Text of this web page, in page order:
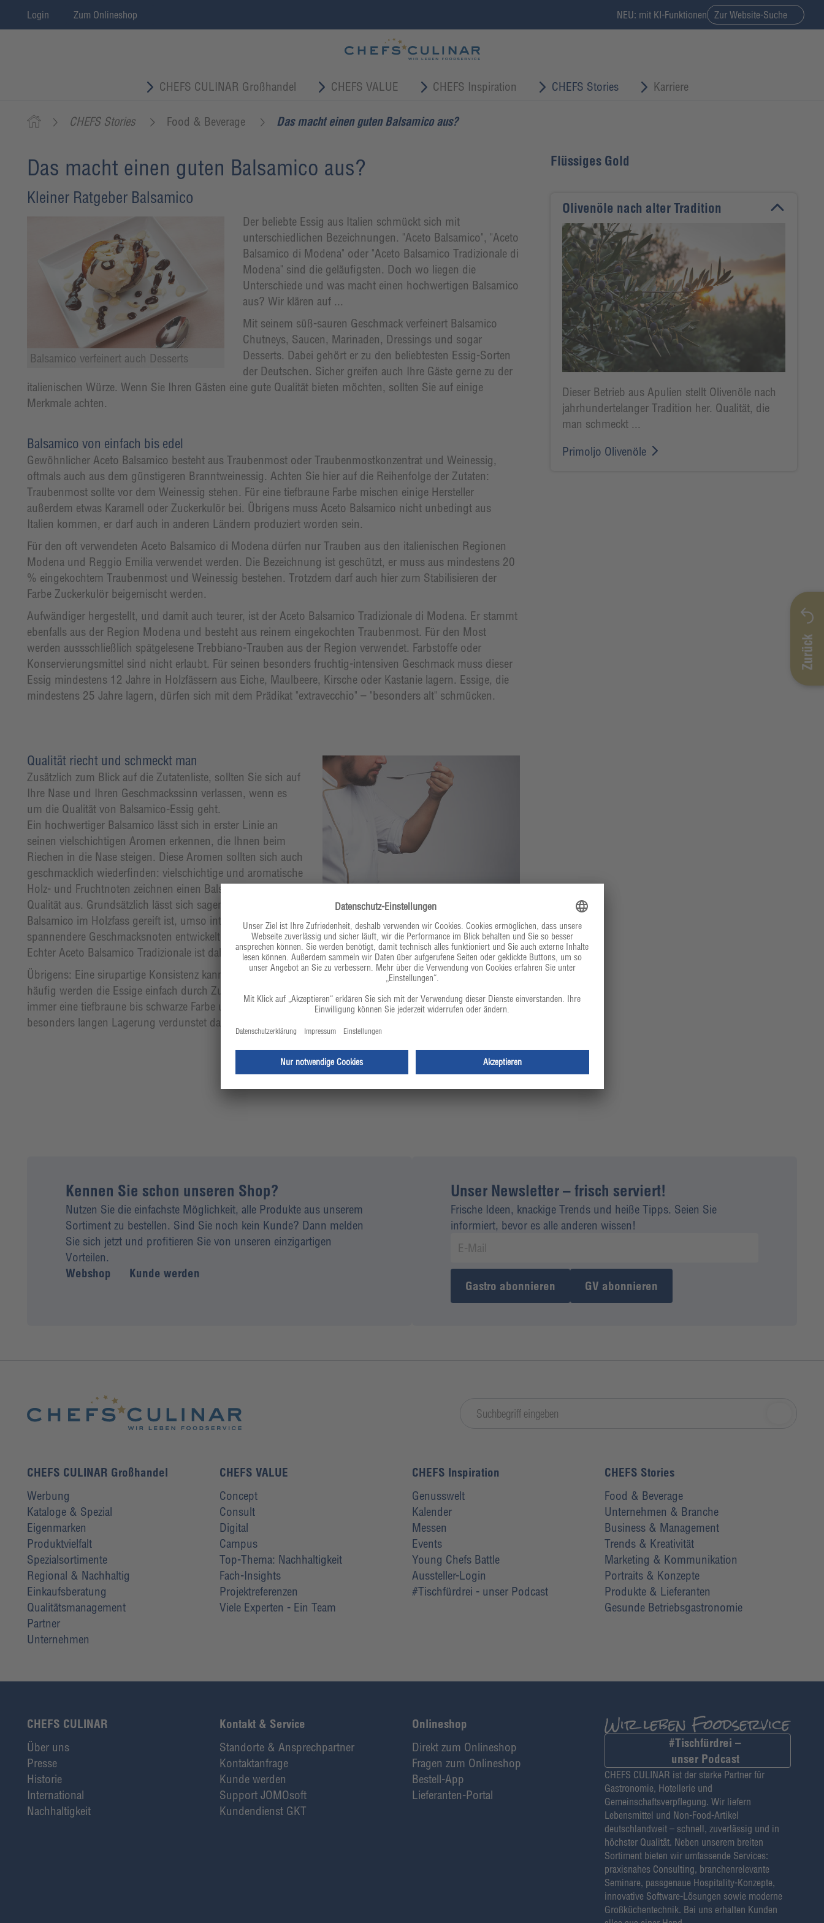
Login Zum Onlineshop NEU: mit KI-Funktionen Zur Website-Suche
CHEFS CULINAR Großhandel CHEFS VALUE CHEFS Inspiration CHEFS Stories Karriere
CHEFS Stories Food & Beverage Das macht einen guten Balsamico aus?
Das macht einen guten Balsamico aus?
Kleiner Ratgeber Balsamico
Balsamico verfeinert auch Desserts
Der beliebte Essig aus Italien schmückt sich mit
unterschiedlichen Bezeichnungen. "Aceto Balsamico", "Aceto
Balsamico di Modena" oder "Aceto Balsamico Tradizionale di
Modena" sind die geläufigsten. Doch wo liegen die
Unterschiede und was macht einen hochwertigen Balsamico
aus? Wir klären auf ...
Mit seinem süß-sauren Geschmack verfeinert Balsamico
Chutneys, Saucen, Marinaden, Dressings und sogar
Desserts. Dabei gehört er zu den beliebtesten Essig-Sorten
der Deutschen. Sicher greifen auch Ihre Gäste gerne zu der
italienischen Würze. Wenn Sie Ihren Gästen eine gute Qualität bieten möchten, sollten Sie auf einige
Merkmale achten.
Balsamico von einfach bis edel
Gewöhnlicher Aceto Balsamico besteht aus Traubenmost oder Traubenmostkonzentrat und Weinessig,
oftmals auch aus dem günstigeren Branntweinessig. Achten Sie hier auf die Reihenfolge der Zutaten:
Traubenmost sollte vor dem Weinessig stehen. Für eine tiefbraune Farbe mischen einige Hersteller
außerdem etwas Karamell oder Zuckerkulör bei. Übrigens muss Aceto Balsamico nicht unbedingt aus
Italien kommen, er darf auch in anderen Ländern produziert worden sein.
Für den oft verwendeten Aceto Balsamico di Modena dürfen nur Trauben aus den italienischen Regionen
Modena und Reggio Emilia verwendet werden. Die Bezeichnung ist geschützt, er muss aus mindestens 20
% eingekochtem Traubenmost und Weinessig bestehen. Trotzdem darf auch hier zum Stabilisieren der
Farbe Zuckerkulör beigemischt werden.
Aufwändiger hergestellt, und damit auch teurer, ist der Aceto Balsamico Tradizionale di Modena. Er stammt
ebenfalls aus der Region Modena und besteht aus reinem eingekochten Traubenmost. Für den Most
werden aussschließlich spätgelesene Trebbiano-Trauben aus der Region verwendet. Farbstoffe oder
Konservierungsmittel sind nicht erlaubt. Für seinen besonders fruchtig-intensiven Geschmack muss dieser
Essig mindestens 12 Jahre in Holzfässern aus Eiche, Maulbeere, Kirsche oder Kastanie lagern. Essige, die
mindestens 25 Jahre lagern, dürfen sich mit dem Prädikat "extravecchio" – "besonders alt" schmücken.
Qualität riecht und schmeckt man
Zusätzlich zum Blick auf die Zutatenliste, sollten Sie sich auf
Ihre Nase und Ihren Geschmackssinn verlassen, wenn es
um die Qualität von Balsamico-Essig geht.
Ein hochwertiger Balsamico lässt sich in erster Linie an
seinen vielschichtigen Aromen erkennen, die Ihnen beim
Riechen in die Nase steigen. Diese Aromen sollten sich auch
geschmacklich wiederfinden: vielschichtige und aromatische
Holz- und Fruchtnoten zeichnen einen Balsamico von guter
Qualität aus. Grundsätzlich lässt sich sagen: Je länger ein
Balsamico im Holzfass gereift ist, umso intensivere und
spannendere Geschmacksnoten entwickelt er. Selbstverständlich hat die lange Lagerung auch seinen Preis.
Echter Aceto Balsamico Tradizionale ist daher deutlich teurer als seine Art-Verwandten.
Übrigens: Eine sirupartige Konsistenz kann, aber muss nicht unbedingt ein Zeichen für Qualität sein, denn
häufig werden die Essige einfach durch Zusätze verdickt. Ein Aceto Balsamico Tradizionale sollte jedoch
immer eine tiefbraune bis schwarze Farbe und eine zähflüssige Konsistenz besitzen, denn während einer
besonders langen Lagerung verdunstet das im Essig enthaltene Wasser und der Balsamico wird sirupartig.
Flüssiges Gold
Olivenöle nach alter Tradition
Dieser Betrieb aus Apulien stellt Olivenöle nach
jahrhundertelanger Tradition her. Qualität, die
man schmeckt ...
Primoljo Olivenöle
Kennen Sie schon unseren Shop?
Nutzen Sie die einfachste Möglichkeit, alle Produkte aus unserem
Sortiment zu bestellen. Sind Sie noch kein Kunde? Dann melden
Sie sich jetzt und profitieren Sie von unseren einzigartigen
Vorteilen.
Webshop
Kunde werden
Unser Newsletter – frisch serviert!
Frische Ideen, knackige Trends und heiße Tipps. Seien Sie
informiert, bevor es alle anderen wissen!
Gastro abonnieren GV abonnieren
CHEFS CULINAR Großhandel
Werbung
Kataloge & Spezial
Eigenmarken
Produktvielfalt
Spezialsortimente
Regional & Nachhaltig
Einkaufsberatung
Qualitätsmanagement
Partner
Unternehmen
CHEFS VALUE
Concept
Consult
Digital
Campus
Top-Thema: Nachhaltigkeit
Fach-Insights
Projektreferenzen
Viele Experten - Ein Team
CHEFS Inspiration
Genusswelt
Kalender
Messen
Events
Young Chefs Battle
Aussteller-Login
#Tischfürdrei - unser Podcast
CHEFS Stories
Food & Beverage
Unternehmen & Branche
Business & Management
Trends & Kreativität
Marketing & Kommunikation
Portraits & Konzepte
Produkte & Lieferanten
Gesunde Betriebsgastronomie
CHEFS CULINAR
Über uns
Presse
Historie
International
Nachhaltigkeit
Kontakt & Service
Standorte & Ansprechpartner
Kontaktanfrage
Kunde werden
Support JOMOsoft
Kundendienst GKT
Onlineshop
Direkt zum Onlineshop
Fragen zum Onlineshop
Bestell-App
Lieferanten-Portal
#Tischfürdrei –
unser Podcast
CHEFS CULINAR ist der starke Partner für
Gastronomie, Hotellerie und
Gemeinschaftsverpflegung. Wir liefern
Lebensmittel und Non-Food-Artikel
deutschlandweit – schnell, zuverlässig und in
höchster Qualität. Neben unserem breiten
Sortiment bieten wir umfassende Services:
praxisnahes Consulting, branchenrelevante
Seminare, passgenaue Hospitality-Konzepte,
innovative Software-Lösungen sowie moderne
Großküchentechnik. Bei uns erhalten Kunden